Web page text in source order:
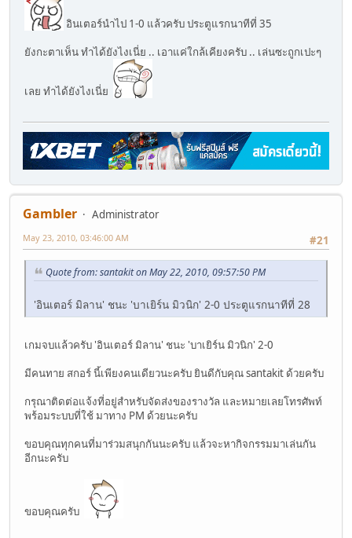
อินเตอร์นำไป 1-0 แล้วครับ ประตูแรกนาทีที่ 35
ยังกะตาเห็น ทำได้ยังไงเนี่ย .. เอาแค่ใกล้เคียงครับ .. เล่นซะถูกเปะๆ
เลย ทำได้ยังไงเนี่ย
Gambler
Administrator
#21
May 23, 2010, 03:46:00 AM
Quote from: santakit on May 22, 2010, 09:57:50 PM
'อินเตอร์ มิลาน' ชนะ 'บาเยิร์น มิวนิก' 2-0 ประตูแรกนาทีที่ 28
เกมจบแล้วครับ 'อินเตอร์ มิลาน' ชนะ 'บาเยิร์น มิวนิก' 2-0
มีคนทาย สกอร์ นี้เพียงคนเดียวนะครับ ยินดีกับคุณ santakit ด้วยครับ
กรุณาติดต่อแจ้งที่อยู่สำหรับจัดส่งของรางวัล และหมายเลยโทรศัพท์
พร้อมระบบที่ใช้ มาทาง PM ด้วยนะครับ
ขอบคุณทุกคนที่มาร่วมสนุกกันนะครับ แล้วจะหากิจกรรมมาเล่นกัน
อีกนะครับ
ขอบคุณครับ